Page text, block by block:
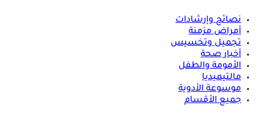
نصائح وإرشادات
أمراض مزمنة
تجميل وتخسيس
أخبار صحة
الأمومة والطفل
مالتيميديا
موسوعة الأدوية
جميع الأقسام